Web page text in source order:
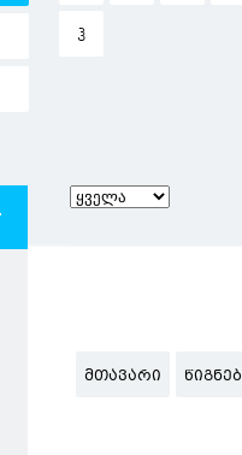
Ჰ
ᲛᲗᲐᲕᲐᲠᲘ